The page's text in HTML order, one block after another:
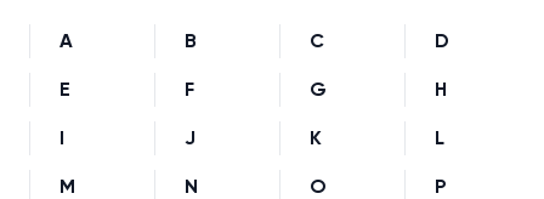
A B C D
E F G H
I J K L
M N O P